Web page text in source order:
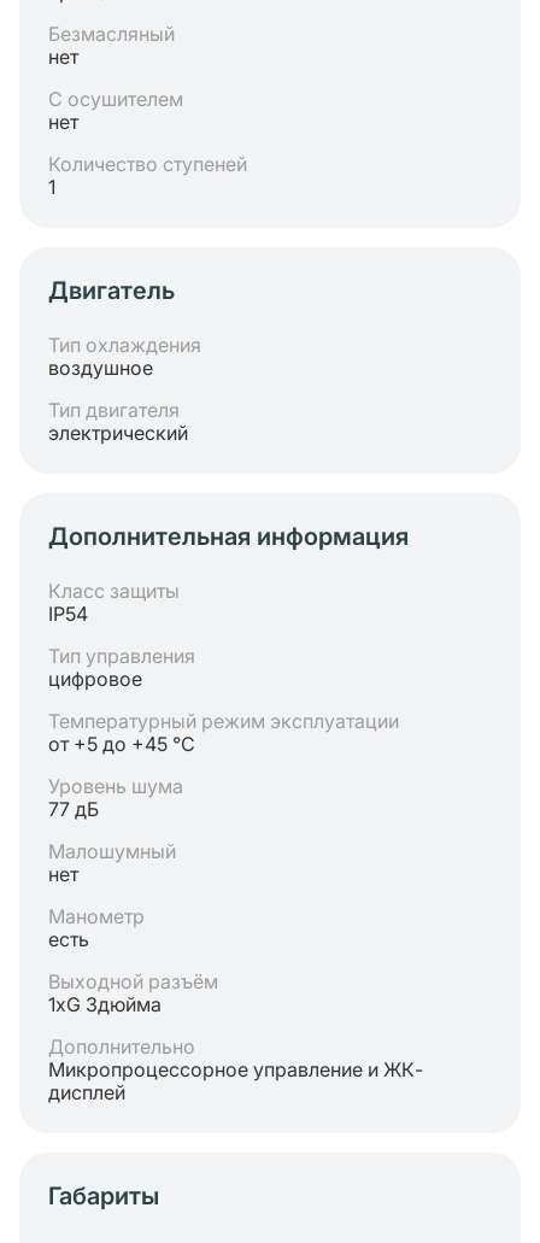
Безмасляный
нет
С осушителем
нет
Количество ступеней
1
Двигатель
Тип охлаждения
воздушное
Тип двигателя
электрический
Дополнительная информация
Класс защиты
IP54
Тип управления
цифровое
Температурный режим эксплуатации
от +5 до +45 °C
Уровень шума
77 дБ
Малошумный
нет
Манометр
есть
Выходной разъём
1хG 3дюйма
Дополнительно
Микропроцессорное управление и ЖК-
дисплей
Габариты